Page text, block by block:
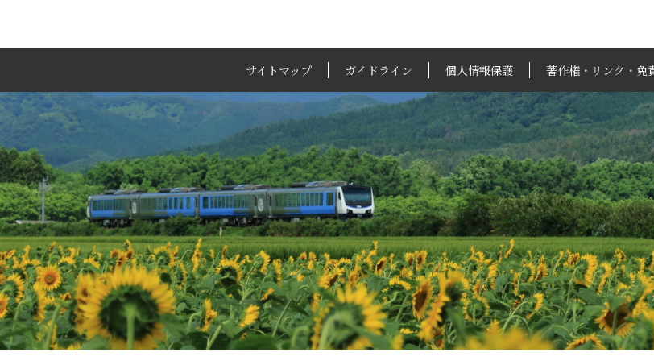
サイトマップ ガイドライン 個人情報保護 著作権・リンク・免